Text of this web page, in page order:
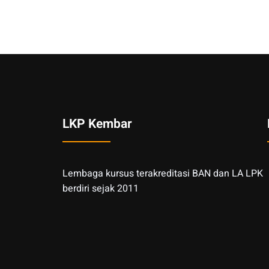
LKP Kembar
Lembaga kursus terakreditasi BAN dan LA LPK
berdiri sejak 2011